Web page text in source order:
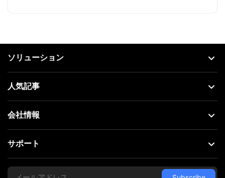
ソリューション
人気記事
会社情報
サポート